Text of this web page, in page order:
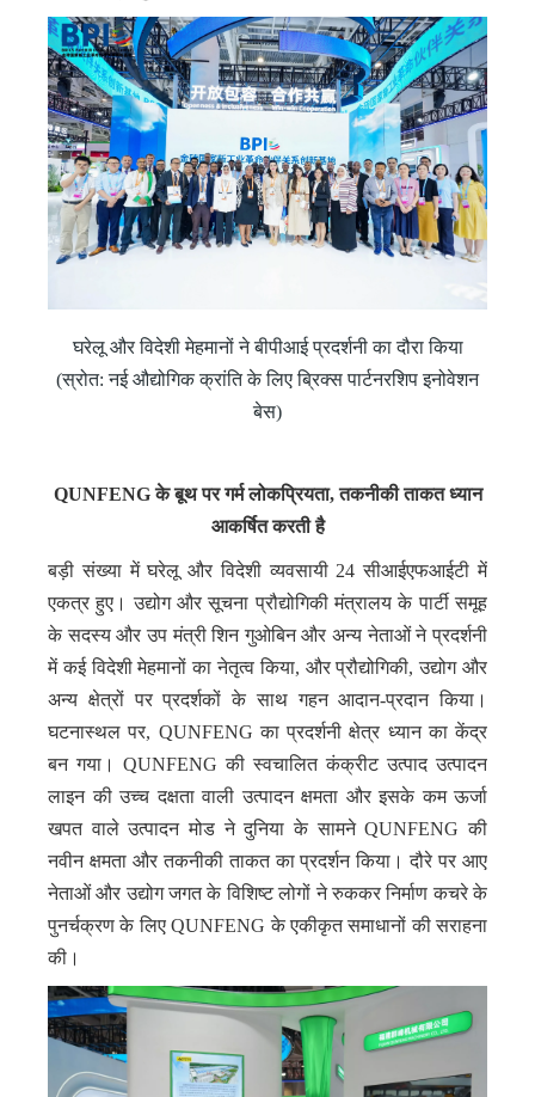
घरेलू और विदेशी मेहमानों ने बीपीआई प्रदर्शनी का दौरा किया
(स्रोत: नई औद्योगिक क्रांति के लिए ब्रिक्स पार्टनरशिप इनोवेशन
बेस)
QUNFENG के बूथ पर गर्म लोकप्रियता, तकनीकी ताकत ध्यान
आकर्षित करती है
बड़ी संख्या में घरेलू और विदेशी व्यवसायी 24 सीआईएफआईटी में
एकत्र हुए। उद्योग और सूचना प्रौद्योगिकी मंत्रालय के पार्टी समूह
के सदस्य और उप मंत्री शिन गुओबिन और अन्य नेताओं ने प्रदर्शनी
में कई विदेशी मेहमानों का नेतृत्व किया, और प्रौद्योगिकी, उद्योग और
अन्य क्षेत्रों पर प्रदर्शकों के साथ गहन आदान-प्रदान किया।
घटनास्थल पर, QUNFENG का प्रदर्शनी क्षेत्र ध्यान का केंद्र
बन गया। QUNFENG की स्वचालित कंक्रीट उत्पाद उत्पादन
लाइन की उच्च दक्षता वाली उत्पादन क्षमता और इसके कम ऊर्जा
खपत वाले उत्पादन मोड ने दुनिया के सामने QUNFENG की
नवीन क्षमता और तकनीकी ताकत का प्रदर्शन किया। दौरे पर आए
नेताओं और उद्योग जगत के विशिष्ट लोगों ने रुककर निर्माण कचरे के
पुनर्चक्रण के लिए QUNFENG के एकीकृत समाधानों की सराहना
की।